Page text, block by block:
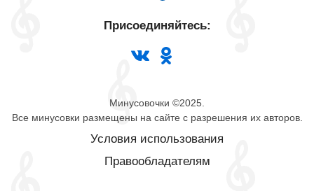
Минусовочки ©2025.
Все минусовки размещены на сайте с разрешения их авторов.
Условия использования
Правообладателям
Присоединяйтесь: